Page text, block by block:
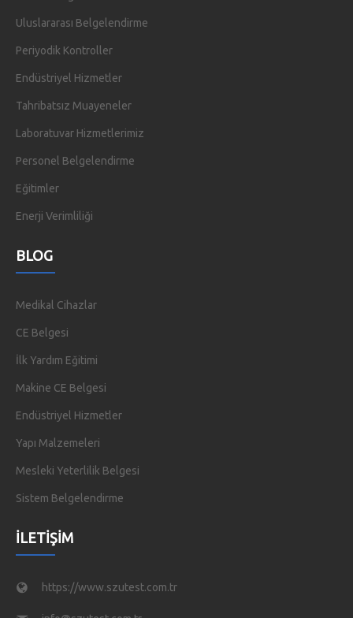
Uluslararası Belgelendirme
Periyodik Kontroller
Endüstriyel Hizmetler
Tahribatsız Muayeneler
Laboratuvar Hizmetlerimiz
Personel Belgelendirme
Eğitimler
Enerji Verimliliği
BLOG
Medikal Cihazlar
CE Belgesi
İlk Yardım Eğitimi
Makine CE Belgesi
Endüstriyel Hizmetler
Yapı Malzemeleri
Mesleki Yeterlilik Belgesi
Sistem Belgelendirme
İLETIŞIM
https://www.szutest.com.tr